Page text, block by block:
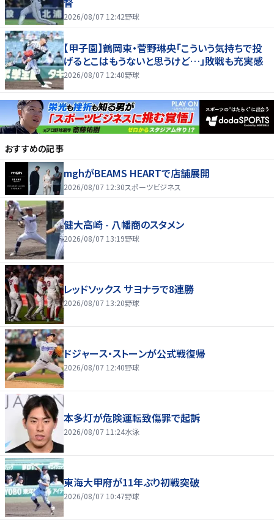
2026/08/07 12:42野球
【甲子園】鶴岡東・菅野琳央「こういう気持ちで投
げるとこはもうないと思うけど…」敗戦も充実感
2026/08/07 12:40野球
おすすめの記事
mghがBEAMS HEARTで店舗展開
2026/08/07 12:30スポーツビジネス
健大高崎 - 八幡商のスタメン
2026/08/07 13:19野球
レッドソックス サヨナラで8連勝
2026/08/07 13:20野球
ドジャース・ストーンが公式戦復帰
2026/08/07 12:40野球
本多灯が危険運転致傷罪で起訴
2026/08/07 11:24水泳
東海大甲府が11年ぶり初戦突破
2026/08/07 10:47野球